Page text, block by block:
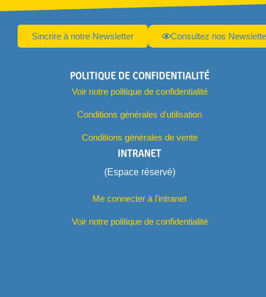
Sincrire à notre Newsletter Consultez nos
POLITIQUE DE CONFIDENTIALITÉ
Voir notre politique de confidentialité
Conditions générales d'utilisation
Conditions générales de vente
INTRANET
(Espace réservé)
Me connecter à l'intranet
Voir notre politique de confidentialité